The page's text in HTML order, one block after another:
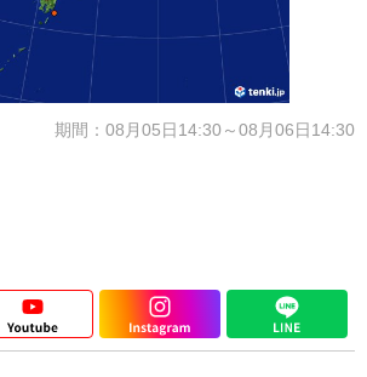
期間：08月05日14:30～08月06日14:30